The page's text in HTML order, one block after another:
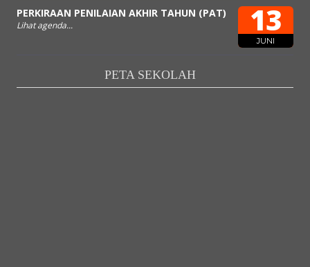
13
JUNI
PERKIRAAN PENILAIAN AKHIR TAHUN (PAT)
Lihat agenda...
PETA SEKOLAH